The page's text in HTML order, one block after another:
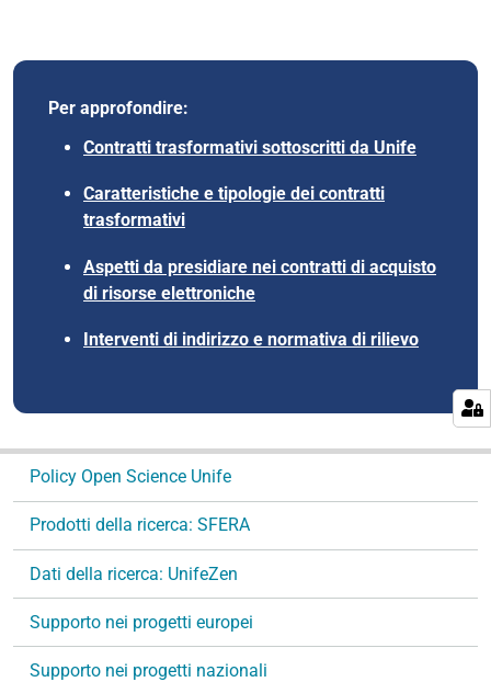
Per approfondire:
Contratti trasformativi sottoscritti da Unife
Caratteristiche e tipologie dei contratti
trasformativi
Aspetti da presidiare nei contratti di acquisto
di risorse elettroniche
Interventi di indirizzo e normativa di rilievo
a
i
Policy Open Science Unife
Prodotti della ricerca: SFERA
Dati della ricerca: UnifeZen
Supporto nei progetti europei
Supporto nei progetti nazionali